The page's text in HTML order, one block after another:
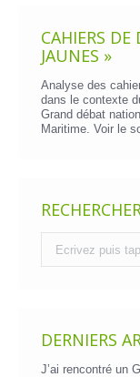
CAHIERS DE
JAUNES »
Analyse des
dans le contexte
Grand débat
Maritime. Voir le
DERNIERS
J’ai rencontré un